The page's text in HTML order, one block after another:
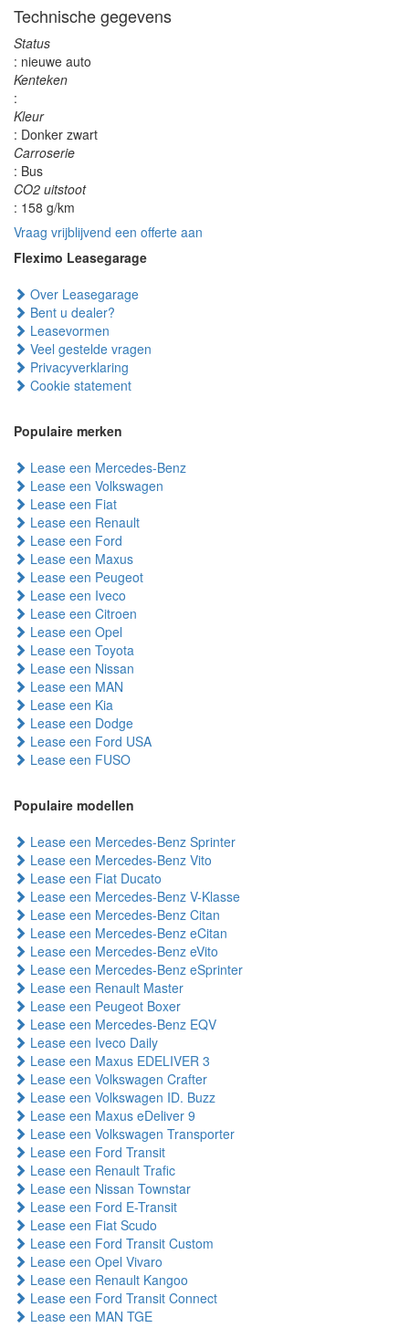
Technische gegevens
Status
: nieuwe auto
Kenteken
:
Kleur
: Donker zwart
Carroserie
: Bus
CO2 uitstoot
: 158 g/km
Vraag vrijblijvend een offerte aan
Fleximo Leasegarage
Over Leasegarage
Bent u dealer?
Leasevormen
Veel gestelde vragen
Privacyverklaring
Cookie statement
Populaire merken
Lease een Mercedes-Benz
Lease een Volkswagen
Lease een Fiat
Lease een Renault
Lease een Ford
Lease een Maxus
Lease een Peugeot
Lease een Iveco
Lease een Citroen
Lease een Opel
Lease een Toyota
Lease een Nissan
Lease een MAN
Lease een Kia
Lease een Dodge
Lease een Ford USA
Lease een FUSO
Populaire modellen
Lease een Mercedes-Benz Sprinter
Lease een Mercedes-Benz Vito
Lease een Fiat Ducato
Lease een Mercedes-Benz V-Klasse
Lease een Mercedes-Benz Citan
Lease een Mercedes-Benz eCitan
Lease een Mercedes-Benz eVito
Lease een Mercedes-Benz eSprinter
Lease een Renault Master
Lease een Peugeot Boxer
Lease een Mercedes-Benz EQV
Lease een Iveco Daily
Lease een Maxus EDELIVER 3
Lease een Volkswagen Crafter
Lease een Volkswagen ID. Buzz
Lease een Maxus eDeliver 9
Lease een Volkswagen Transporter
Lease een Ford Transit
Lease een Renault Trafic
Lease een Nissan Townstar
Lease een Ford E-Transit
Lease een Fiat Scudo
Lease een Ford Transit Custom
Lease een Opel Vivaro
Lease een Renault Kangoo
Lease een Ford Transit Connect
Lease een MAN TGE